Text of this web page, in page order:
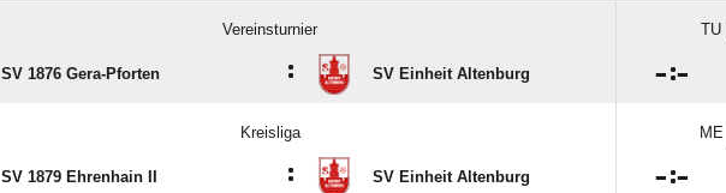
Vereinsturnier TU
SV 1876 Gera-Pforten : SV Einheit Altenburg :
Kreisliga
SV 1879 Ehrenhain II : SV Einheit Altenburg :